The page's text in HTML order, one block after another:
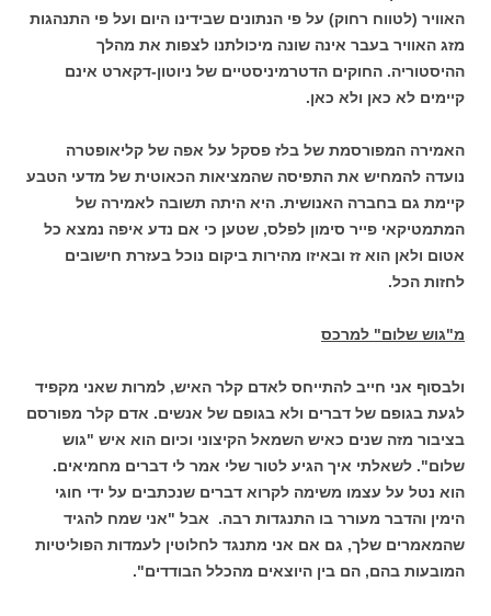
האוויר (לטווח רחוק) על פי הנתונים שבידינו היום ועל פי התנהגות
מזג האוויר בעבר אינה שונה מיכולתנו לצפות את מהלך
ההיסטוריה. החוקים הדטרמיניסטיים של ניוטון-דקארט אינם
קיימים לא כאן ולא כאן.
האמירה המפורסמת של בלז פסקל על אפה של קליאופטרה
נועדה להמחיש את התפיסה שהמציאות הכאוטית של מדעי הטבע
קיימת גם בחברה האנושית. היא היתה תשובה לאמירה של
המתמטיקאי פייר סימון לפלס, שטען כי אם נדע איפה נמצא כל
אטום ולאן הוא זז ובאיזו מהירות ביקום נוכל בעזרת חישובים
לחזות הכל.
מ"גוש שלום" למרכס
ולבסוף אני חייב להתייחס לאדם קלר האיש, למרות שאני מקפיד
לגעת בגופם של דברים ולא בגופם של אנשים. אדם קלר מפורסם
בציבור מזה שנים כאיש השמאל הקיצוני וכיום הוא איש "גוש
שלום". לשאלתי איך הגיע לטור שלי אמר לי דברים מחמיאים.
הוא נטל על עצמו משימה לקרוא דברים שנכתבים על ידי חוגי
הימין והדבר מעורר בו התנגדות רבה. אבל "אני שמח להגיד
שהמאמרים שלך, גם אם אני מתנגד לחלוטין לעמדות הפוליטיות
המובעות בהם, הם בין היוצאים מהכלל הבודדים".